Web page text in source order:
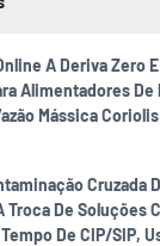
A Deriva Zero
Alimentadores De
Mássica
Cruzada
Troca De Soluções
De CIP/SIP,